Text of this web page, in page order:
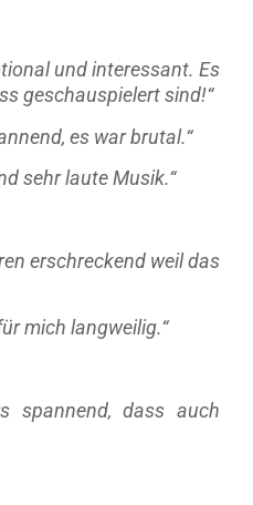
und interessant. Es
geschauspielert sind!“
es war brutal.“
sehr laute Musik.“
erschreckend weil das
mich langweilig.“
spannend, dass auch